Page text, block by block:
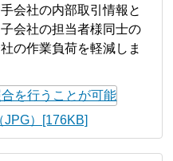
会社の内部取引情報と
会社の担当者様同士の
の作業負荷を軽減しま
）[176KB]